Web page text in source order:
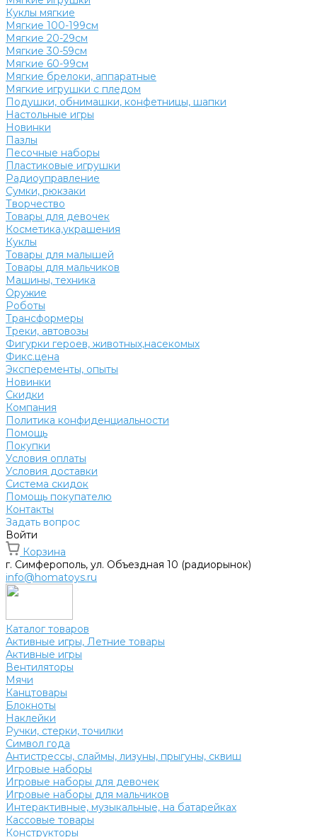
Куклы мягкие
Мягкие 100-199см
Мягкие 20-29см
Мягкие 30-59см
Мягкие 60-99см
Мягкие брелоки, аппаратные
Мягкие игрушки с пледом
Подушки, обнимашки, конфетницы, шапки
Настольные игры
Новинки
Пазлы
Песочные наборы
Пластиковые игрушки
Радиоуправление
Сумки, рюкзаки
Творчество
Товары для девочек
Косметика,украшения
Куклы
Товары для малышей
Товары для мальчиков
Машины, техника
Оружие
Роботы
Трансформеры
Треки, автовозы
Фигурки героев, животных,насекомых
Фикс.цена
Эксперементы, опыты
Новинки
Скидки
Компания
Политика конфиденциальности
Помощь
Покупки
Условия оплаты
Условия доставки
Система скидок
Помощь покупателю
Контакты
Задать вопрос
Войти
Корзина
г. Симферополь, ул. Объездная 10 (радиорынок)
info@homatoys.ru
Каталог товаров
Активные игры, Летние товары
Активные игры
Вентиляторы
Мячи
Канцтовары
Блокноты
Наклейки
Ручки, стерки, точилки
Символ года
Антистрессы, слаймы, лизуны, прыгуны, сквиш
Игровые наборы
Игровые наборы для девочек
Игровые наборы для мальчиков
Интерактивные, музыкальные, на батарейках
Кассовые товары
Конструкторы